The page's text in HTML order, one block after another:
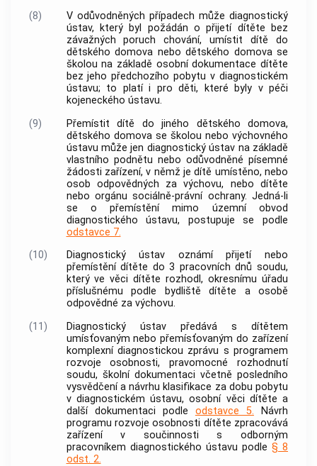
(8)
V odůvodněných případech může diagnostický
ústav, který byl požádán o přijetí dítěte bez
závažných poruch chování, umístit dítě do
dětského domova nebo dětského domova se
školou na základě osobní dokumentace dítěte
bez jeho předchozího pobytu v diagnostickém
ústavu; to platí i pro děti, které byly v péči
kojeneckého ústavu.
(9)
Přemístit dítě do jiného dětského domova,
dětského domova se školou nebo výchovného
ústavu může jen diagnostický ústav na základě
vlastního podnětu nebo odůvodněné písemné
žádosti zařízení, v němž je dítě umístěno, nebo
osob odpovědných za výchovu, nebo dítěte
nebo orgánu sociálně-právní ochrany. Jedná-li
se o přemístění mimo územní obvod
diagnostického ústavu, postupuje se podle
odstavce 7.
(10)
Diagnostický ústav oznámí přijetí nebo
přemístění dítěte do 3 pracovních dnů soudu,
který ve věci dítěte rozhodl, okresnímu úřadu
příslušnému podle bydliště dítěte a osobě
odpovědné za výchovu.
(11)
Diagnostický ústav předává s dítětem
umísťovaným nebo přemísťovaným do zařízení
komplexní diagnostickou zprávu s programem
rozvoje osobnosti, pravomocné rozhodnutí
soudu, školní dokumentaci včetně posledního
vysvědčení a návrhu klasifikace za dobu pobytu
v diagnostickém ústavu, osobní věci dítěte a
další dokumentaci podle odstavce 5. Návrh
programu rozvoje osobnosti dítěte zpracovává
zařízení v součinnosti s odborným
pracovníkem diagnostického ústavu podle § 8
odst. 2.